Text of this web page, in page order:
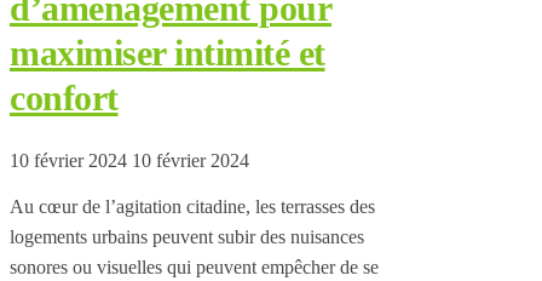
d’aménagement pour
maximiser intimité et
confort
10 février 2024 10 février 2024
Au cœur de l’agitation citadine, les terrasses des
logements urbains peuvent subir des nuisances
sonores ou visuelles qui peuvent empêcher de se